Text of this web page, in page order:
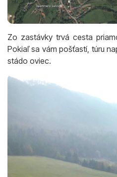
Zo zastávky trvá cesta
Pokiaľ sa vám pošťastí, túru
stádo oviec.